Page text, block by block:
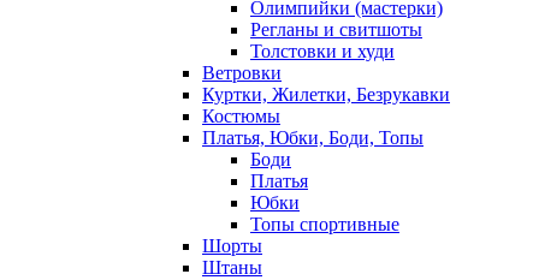
Олимпийки (мастерки)
Регланы и свитшоты
Толстовки и худи
Ветровки
Куртки, Жилетки, Безрукавки
Костюмы
Платья, Юбки, Боди, Топы
Боди
Платья
Юбки
Топы спортивные
Шорты
Штаны